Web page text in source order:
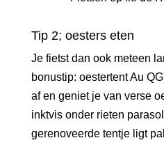
Tip 2; oesters eten
Je fietst dan ook meteen
bonustip: oestertentAu
af en geniet je van verse
inktvis onder rieten
gerenoveerde tentje ligt